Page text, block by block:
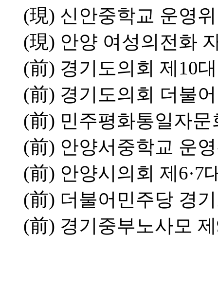
(現) 신안중학교 운영
(現) 안양 여성의전화
(前) 경기도의회 제10
(前) 경기도의회 더불
(前) 민주평화통일자
(前) 안양서중학교 운
(前) 안양시의회 제6·7
(前) 더불어민주당 경
(前) 경기중부노사모